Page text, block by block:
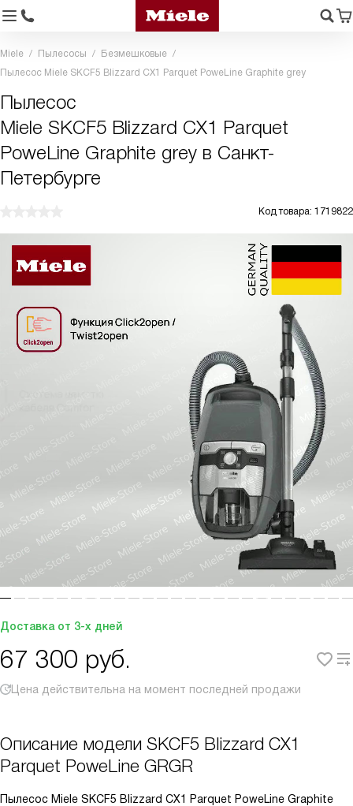
Miele Пылесосы
Безмешковые
Пылесос Miele SKCF5 Blizzard CX1 Parquet PoweLine Graphite grey
Пылесос
Miele SKCF5 Blizzard CX1 Parquet
PoweLine Graphite grey в Санкт-
Петербурге
Код товара: 1719822
Доставка от 3-х дней
67 300 руб.
Цена действительна на момент последней продажи
Описание модели SKCF5 Blizzard CX1
Parquet PoweLine GRGR
Пылесос Miele SKCF5 Blizzard CX1 Parquet PoweLine Graphite